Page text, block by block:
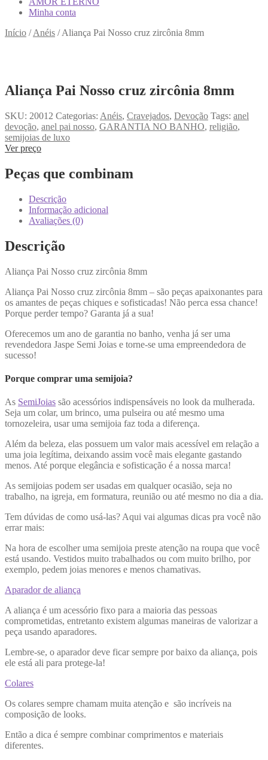
Minha conta
Início /Anéis /Aliança Pai Nosso cruz zircônia 8mm
Aliança Pai Nosso cruz zircônia 8mm
SKU: 20012 Categorias: Anéis, Cravejados, Devoção Tags: anel
devoção, anel pai nosso, GARANTIA NO BANHO, religião,
semijoias de luxo
Ver preço
Peças que combinam
Descrição
Informação adicional
Avaliações (0)
Descrição
Aliança Pai Nosso cruz zircônia 8mm
Aliança Pai Nosso cruz zircônia 8mm – são peças apaixonantes para
os amantes de peças chiques e sofisticadas! Não perca essa chance!
Porque perder tempo? Garanta já a sua!
Oferecemos um ano de garantia no banho, venha já ser uma
revendedora Jaspe Semi Joias e torne-se uma empreendedora de
sucesso!
Porque comprar uma semijoia?
As SemiJoias são acessórios indispensáveis no look da mulherada.
Seja um colar, um brinco, uma pulseira ou até mesmo uma
tornozeleira, usar uma semijoia faz toda a diferença.
Além da beleza, elas possuem um valor mais acessível em relação a
uma joia legítima, deixando assim você mais elegante gastando
menos. Até porque elegância e sofisticação é a nossa marca!
As semijoias podem ser usadas em qualquer ocasião, seja no
trabalho, na igreja, em formatura, reunião ou até mesmo no dia a dia.
Tem dúvidas de como usá-las? Aqui vai algumas dicas pra você não
errar mais:
Na hora de escolher uma semijoia preste atenção na roupa que você
está usando. Vestidos muito trabalhados ou com muito brilho, por
exemplo, pedem joias menores e menos chamativas.
Aparador de aliança
A aliança é um acessório fixo para a maioria das pessoas
comprometidas, entretanto existem algumas maneiras de valorizar a
peça usando aparadores.
Lembre-se, o aparador deve ficar sempre por baixo da aliança, pois
ele está ali para protege-la!
Colares
Os colares sempre chamam muita atenção e são incríveis na
composição de looks.
Então a dica é sempre combinar comprimentos e materiais
diferentes.